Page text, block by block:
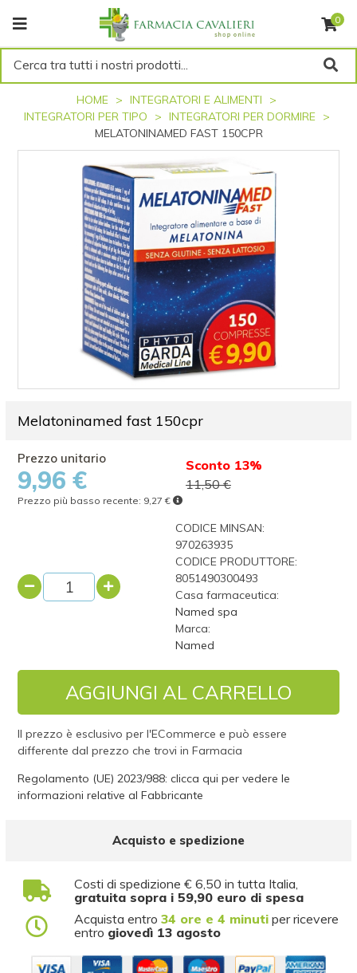
0
Cerca tra tutti i nostri prodotti...
HOME
INTEGRATORI E ALIMENTI
INTEGRATORI PER TIPO
INTEGRATORI PER DORMIRE
MELATONINAMED FAST 150CPR
Melatoninamed fast 150cpr
9,96 €
Sconto 13%
11,50 €
Prezzo più basso recente: 9,27 €
CODICE MINSAN:
970263935
CODICE PRODUTTORE:
8051490300493
Casa farmaceutica:
Named spa
Marca:
Named
AGGIUNGI AL CARRELLO
Il prezzo è esclusivo per l'ECommerce e può essere
differente dal prezzo che trovi in Farmacia
Regolamento (UE) 2023/988: clicca qui per vedere le
informazioni relative al Fabbricante
Acquisto e spedizione
Costi di spedizione € 6,50 in tutta Italia,
gratuita sopra i 59,90 euro di spesa
Acquista entro34 ore e 4 minuti per ricevere
entro giovedì 13 agosto